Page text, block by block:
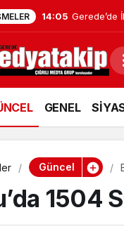
12:26 Bolu’da
GENEL
Güncel
1504